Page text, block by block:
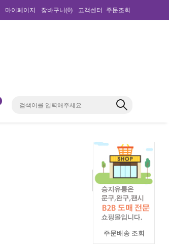
마이페이지 장바구니(0) 고객센터 주문조회
주문배송 조회